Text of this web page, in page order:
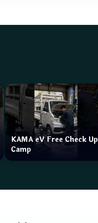
KAMA eV Free Check Up
Camp